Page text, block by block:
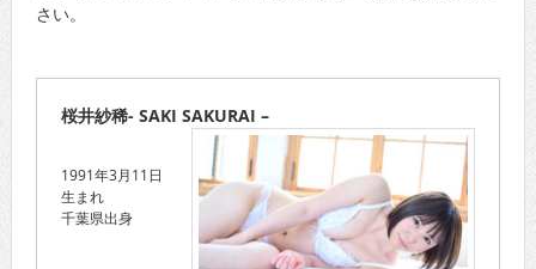
さい。
桜井紗稀- SAKI SAKURAI –
1991年3月11日
生まれ
千葉県出身